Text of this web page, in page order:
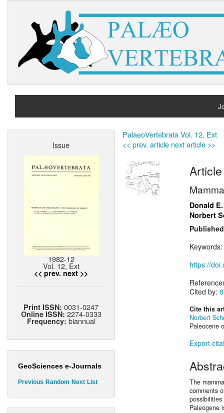
Issue
1982-12
Vol. 12, Ext
<< prev. next >>
Print ISSN:0031-0247
Online ISSN: 2274-0333
Frequency: biannual
GeoSciences e-Journals
Previous Random Next List
PalaeoVertebrata Vol. 12, Ext
<< prev. article next article >>
Article
Donald
Norbert
Keywords:
https://
Cited by: 6
Cite this
Norbert
Paleocene
Export
The
comments
Paleogene